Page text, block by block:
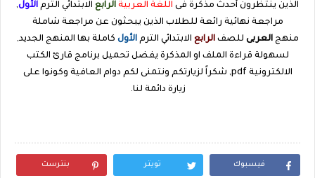
الذين ينتظرون أحدث مذكرة فىاللغة العربيةالرابعالابتدائي الترمالأول,
مراجعة نهائية رائعة للطلاب الذين يبحثون عن مراجعة شاملة
منهجالعربىللصفالرابعالابتدائي الترمالأولكاملة بها المنهج الجديد,
لسهولة قراءة الملف او المذكرة يفضل تحميل برنامج قارئ الكتب
الالكترونية pdf, شكراً لزيارتكم ونتمنى لكم دوام العافية وكونوا على
زيارة دائمة لنا.
فيسبوك تويتر بنترست